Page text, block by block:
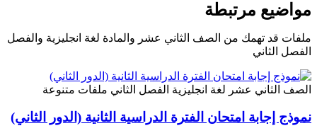
مواضيع مرتبطة
ملفات قد تهمك من الصف الثاني عشر والمادة لغة انجليزية والفصل
الفصل الثاني
الصف الثاني عشر لغة انجليزية الفصل الثاني ملفات متنوعة
نموذج إجابة امتحان الفترة الدراسية الثانية (الدور الثاني)